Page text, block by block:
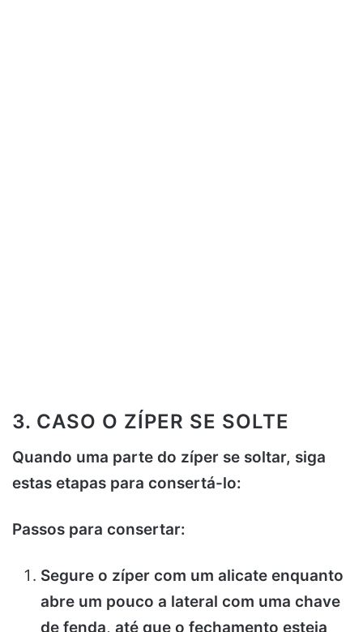
3. CASO O ZÍPER SE SOLTE
Quando uma parte do zíper se soltar, siga
estas etapas para consertá-lo:
Passos para consertar:
Segure o zíper com um alicate enquanto
abre um pouco a lateral com uma chave
de fenda, até que o fechamento esteja